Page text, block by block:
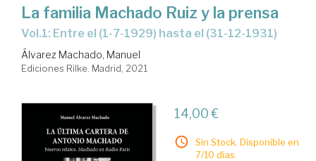
La familia Machado Ruiz y la prensa
Vol.1: Entre el (1-7-1929) hasta el (31-12-1931)
Álvarez Machado, Manuel
Ediciones Rilke. Madrid, 2021
14,00 €
Sin Stock. Disponible en
7/10 días.